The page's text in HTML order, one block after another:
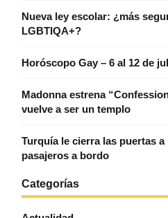
Nueva ley escolar: ¿más
LGBTIQA+?
Horóscopo Gay – 6 al 12 de
Madonna estrena
vuelve a ser un templo
Turquía le cierra las puertas
pasajeros a bordo
Categorías